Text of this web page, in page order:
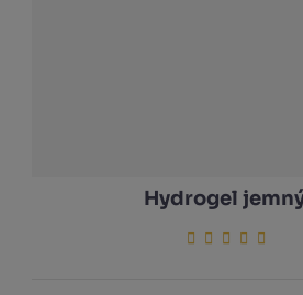
Hydrogel